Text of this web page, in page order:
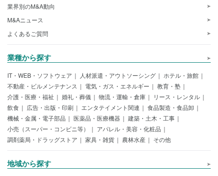
業界別のM&A動向
M&Aニュース
よくあるご質問
業種から探す
IT・WEB・ソフトウェア 人材派遣・アウトソーシング
ホテル・旅館
不動産・ビルメンテナンス
電気・ガス・エネルギー
教育・塾
介護・医療・福祉
婚礼・葬儀 物流・運輸・倉庫
リース・レンタル
飲食
広告・出版・印刷 エンタテイメント関連
食品製造・食品卸
機械・金属・電子部品
医薬品・医療機器
建築・土木・工事
小売（スーパー・コンビニ等）
アパレル・美容・化粧品
調剤薬局・ドラッグストア
家具・雑貨 農林水産 その他
地域から探す